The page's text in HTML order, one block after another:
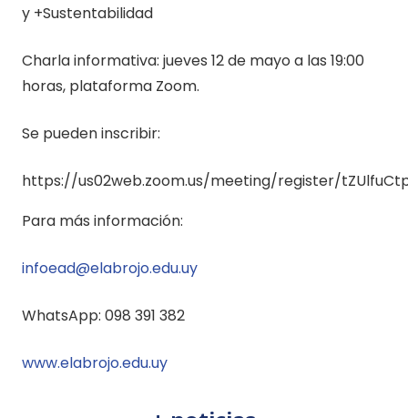
y +Sustentabilidad
Charla informativa: jueves 12 de mayo a las 19:00
horas, plataforma Zoom.
Se pueden inscribir:
https://us02web.zoom.us/meeting/register/
Para más información:
infoead@elabrojo.edu.uy
WhatsApp: 098 391 382
www.elabrojo.edu.uy